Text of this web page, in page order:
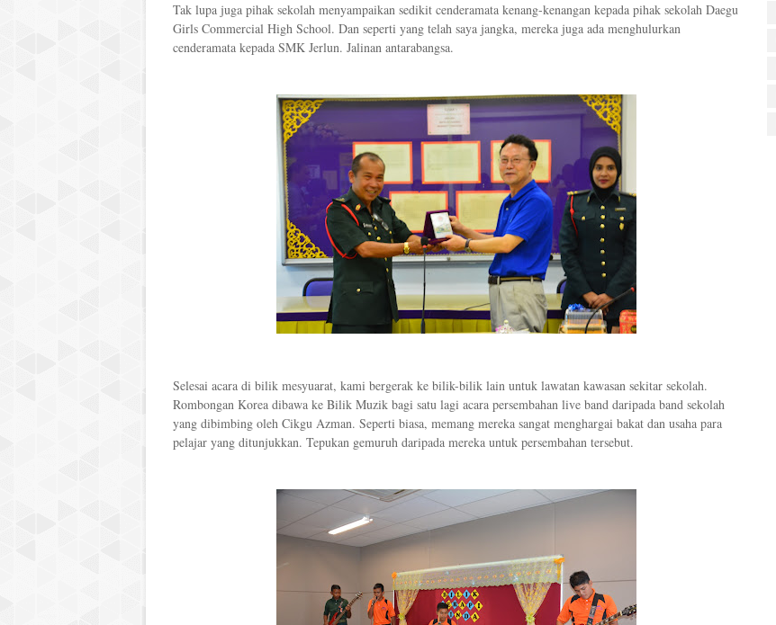
Tak lupa juga pihak sekolah menyampaikan sedikit cenderamata kenang-kenangan kepada pihak sekolah Daegu
Girls Commercial High School. Dan seperti yang telah saya jangka, mereka juga ada menghulurkan
cenderamata kepada SMK Jerlun. Jalinan antarabangsa.
Selesai acara di bilik mesyuarat, kami bergerak ke bilik-bilik lain untuk lawatan kawasan sekitar sekolah.
Rombongan Korea dibawa ke Bilik Muzik bagi satu lagi acara persembahan live band daripada band sekolah
yang dibimbing oleh Cikgu Azman. Seperti biasa, memang mereka sangat menghargai bakat dan usaha para
pelajar yang ditunjukkan. Tepukan gemuruh daripada mereka untuk persembahan tersebut.